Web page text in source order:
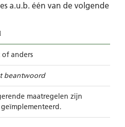
a.u.b. één van de volgende
anders
beantwoord
maatregelen zijn